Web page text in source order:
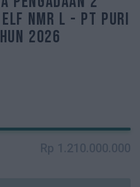
Informasi
Investasi
NMR L - PT PURI
2026
Rp 1.210.000.000